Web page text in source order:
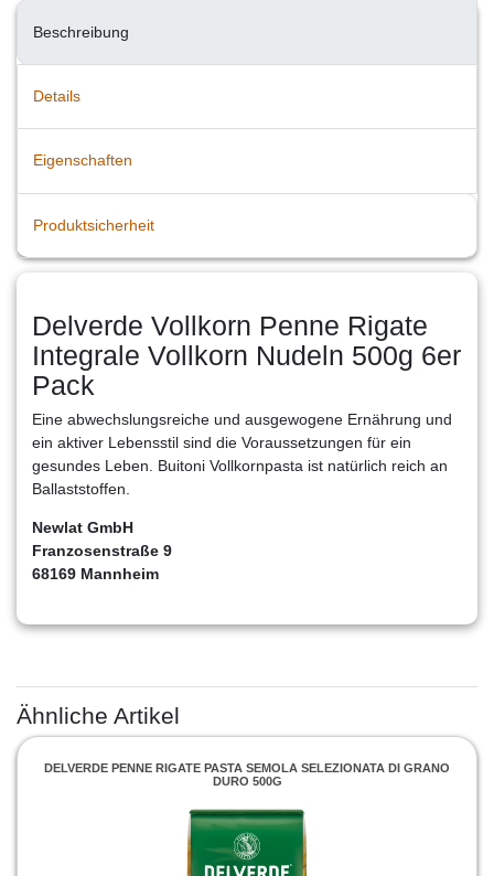
Beschreibung
Details
Eigenschaften
Produktsicherheit
Delverde Vollkorn Penne Rigate
Integrale Vollkorn Nudeln 500g 6er
Pack
Eine abwechslungsreiche und ausgewogene Ernährung und
ein aktiver Lebensstil sind die Voraussetzungen für ein
gesundes Leben. Buitoni Vollkornpasta ist natürlich reich an
Ballaststoffen.
Newlat GmbH
Franzosenstraße 9
68169 Mannheim
Ähnliche Artikel
DELVERDE PENNE RIGATE PASTA SEMOLA SELEZIONATA DI GRANO
DURO 500G